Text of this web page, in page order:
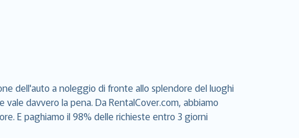
dell'auto a noleggio di fronte allo splendore del luoghi
davvero la pena. Da RentalCover.com, abbiamo
E paghiamo il 98% delle richieste entro 3 giorni